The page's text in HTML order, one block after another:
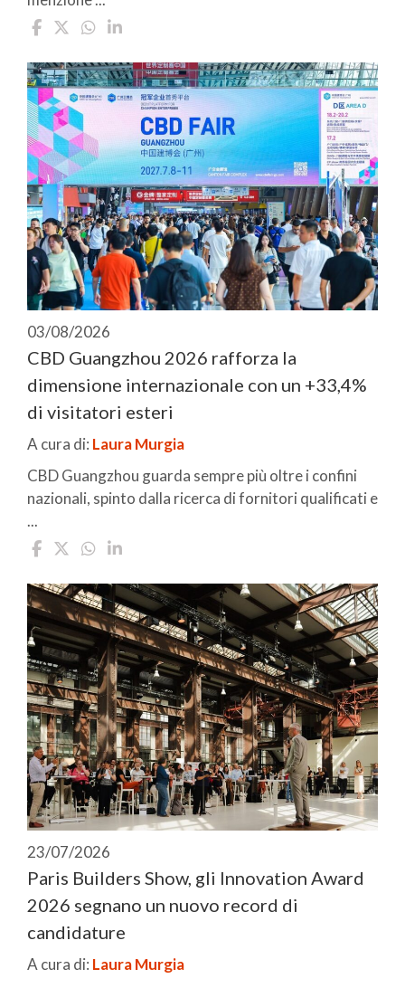
03/08/2026
CBD Guangzhou 2026 rafforza la
dimensione internazionale con un +33,4%
di visitatori esteri
A cura di: Laura Murgia
CBD Guangzhou guarda sempre più oltre i confini
nazionali, spinto dalla ricerca di fornitori qualificati e
...
23/07/2026
Paris Builders Show, gli Innovation Award
2026 segnano un nuovo record di
candidature
A cura di: Laura Murgia